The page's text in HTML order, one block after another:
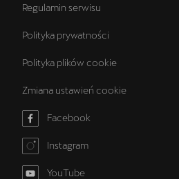
Regulamin serwisu
Polityka prywatności
Polityka plików cookie
Zmiana ustawień cookie
Facebook
Instagram
YouTube